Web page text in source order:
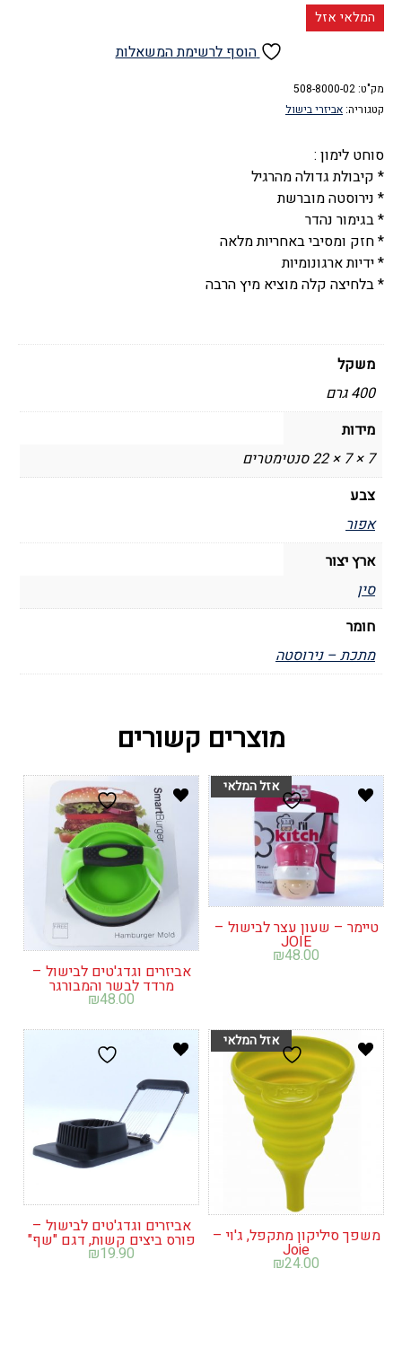
המלאי אזל
הוסף לרשימת המשאלות
מק"ט: 508-8000-02
קטגוריה: אביזרי בישול
סוחט לימון :
* קיבולת גדולה מהרגיל
* נירוסטה מוברשת
* בגימור נהדר
* חזק ומסיבי באחריות מלאה
* ידיות ארגונומיות
* בלחיצה קלה מוציא מיץ הרבה
משקל
400 גרם
מידות
7 × 7 × 22 סנטימטרים
צבע
אפור
ארץ יצור
סין
חומר
מתכת – נירוסטה
מוצרים קשורים
טיימר – שעון עצר לבישול –
JOIE
₪48.00
אביזרים וגדג'טים לבישול –
מרדד לבשר והמבורגר
₪48.00
משפך סיליקון מתקפל, ג'וי –
Joie
₪24.00
אביזרים וגדג'טים לבישול –
פורס ביצים קשות, דגם "שף"
₪19.90